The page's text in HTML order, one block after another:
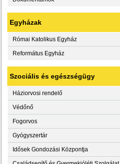
Egyházak
Római Katolikus Egyház
Református Egyház
Szociális és egészségügy
Háziorvosi rendelő
Védőnő
Fogorvos
Gyógyszertár
Idősek Gondozási Központja